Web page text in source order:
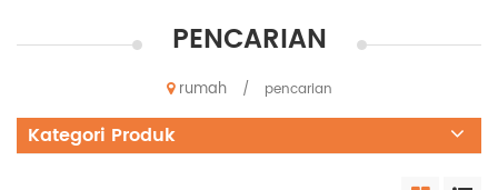
PENCARIAN
rumah / pencarian
Kategori Produk